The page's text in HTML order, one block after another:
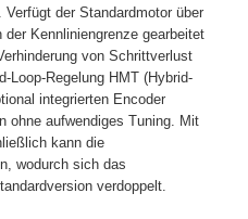
der Standardmotor über
Kennliniengrenze gearbeitet
von Schrittverlust
Loop-Regelung HMT (Hybrid-
integrierten Encoder
ohne aufwendiges Tuning. Mit
kann die
wodurch sich das
verdoppelt.